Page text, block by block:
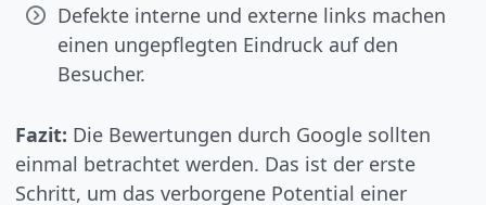
Defekte interne und externe links machen
einen ungepflegten Eindruck auf den
Besucher.
Fazit: Die Bewertungen durch Google sollten
einmal betrachtet werden. Das ist der erste
Schritt, um das verborgene Potential einer